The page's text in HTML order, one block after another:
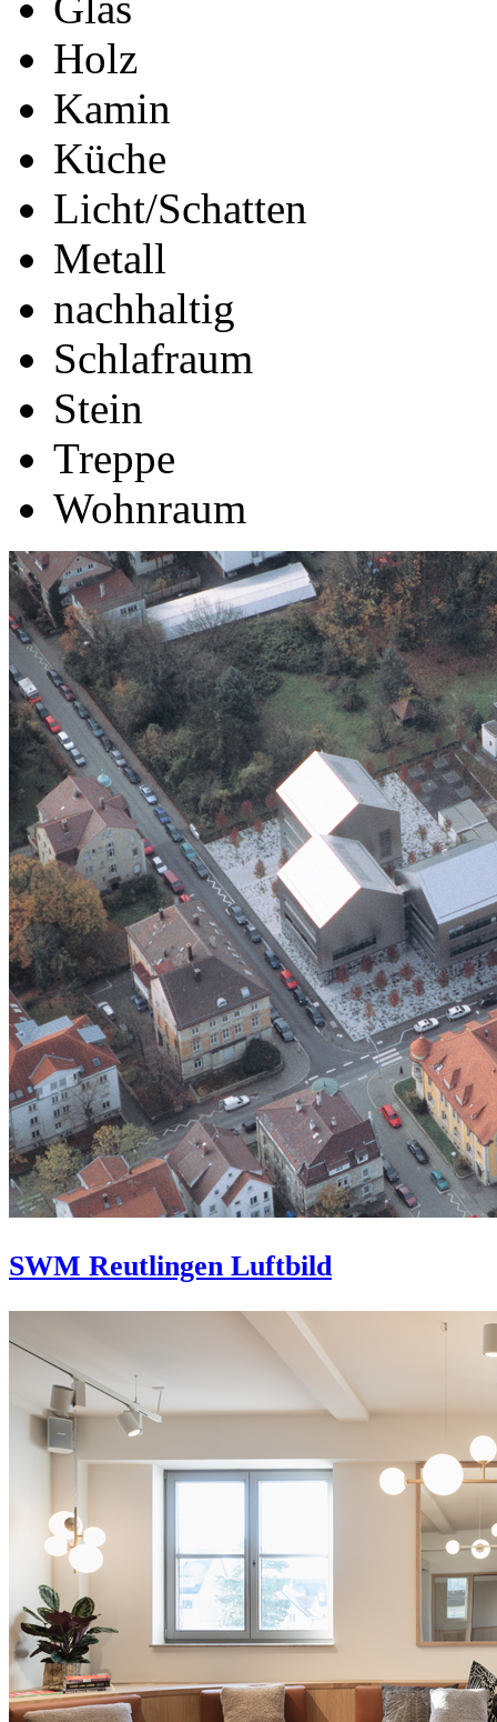
Holz
Kamin
Küche
Licht/Schatten
Metall
nachhaltig
Schlafraum
Stein
Treppe
Wohnraum
SWM Reutlingen Luftbild